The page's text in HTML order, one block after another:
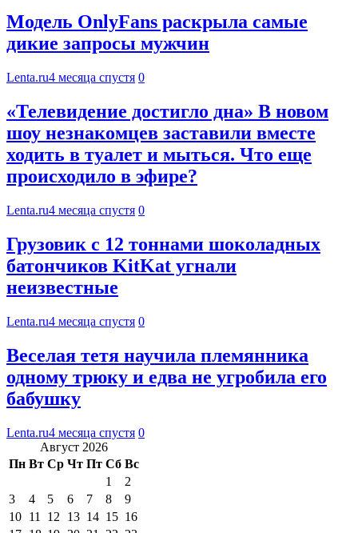
Модель OnlyFans раскрыла самые
дикие запросы мужчин
Lenta.ru4 месяца спустя 0
«Телевидение достигло дна» В новом
шоу незнакомцев заставили вместе
ходить в туалет и мыться. Что еще
происходило в эфире?
Lenta.ru4 месяца спустя 0
Грузовик с 12 тоннами шоколадных
батончиков KitKat угнали
неизвестные
Lenta.ru4 месяца спустя 0
Веселая тетя научила племянника
одному трюку и едва не угробила его
бабушку
Lenta.ru4 месяца спустя 0
Август 2026
Пн Вт Ср Чт Пт Сб Вс
1
2
3
4 5 6 7 8
9
10 11 12 13 14 15 16